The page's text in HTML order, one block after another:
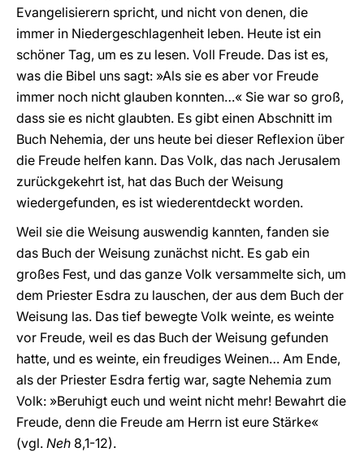
Evangelisierern spricht, und nicht von denen, die
immer in Niedergeschlagenheit leben. Heute ist ein
schöner Tag, um es zu lesen. Voll Freude. Das ist es,
was die Bibel uns sagt: »Als sie es aber vor Freude
immer noch nicht glauben konnten…« Sie war so groß,
dass sie es nicht glaubten. Es gibt einen Abschnitt im
Buch Nehemia, der uns heute bei dieser Reflexion über
die Freude helfen kann. Das Volk, das nach Jerusalem
zurückgekehrt ist, hat das Buch der Weisung
wiedergefunden, es ist wiederentdeckt worden.
Weil sie die Weisung auswendig kannten, fanden sie
das Buch der Weisung zunächst nicht. Es gab ein
großes Fest, und das ganze Volk versammelte sich, um
dem Priester Esdra zu lauschen, der aus dem Buch der
Weisung las. Das tief bewegte Volk weinte, es weinte
vor Freude, weil es das Buch der Weisung gefunden
hatte, und es weinte, ein freudiges Weinen… Am Ende,
als der Priester Esdra fertig war, sagte Nehemia zum
Volk: »Beruhigt euch und weint nicht mehr! Bewahrt die
Freude, denn die Freude am Herrn ist eure Stärke«
(vgl. Neh 8,1-12).